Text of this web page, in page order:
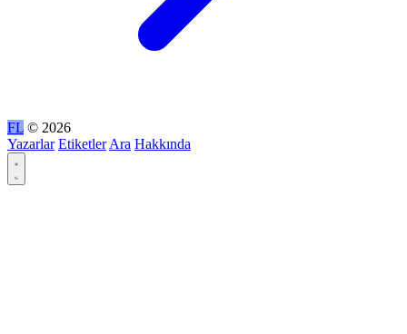
FL © 2026
Yazarlar Etiketler Ara Hakkında